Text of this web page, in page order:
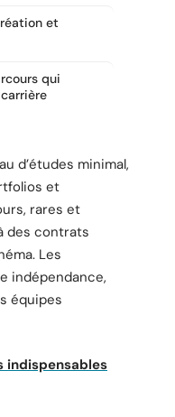
et
qui
d’études minimal,
et
rares et
des contrats
Les
indépendance,
équipes
indispensables